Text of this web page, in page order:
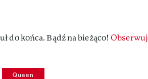
do końca. Bądź na bieżąco!Obserwuj
Queen